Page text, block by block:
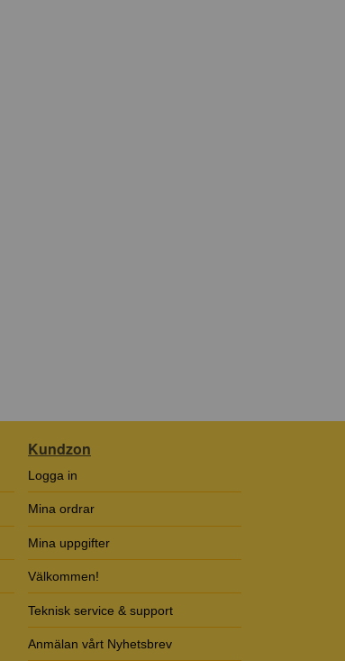
Kundzon
Logga in
Mina ordrar
Mina uppgifter
Välkommen!
Teknisk service & support
Anmälan vårt Nyhetsbrev